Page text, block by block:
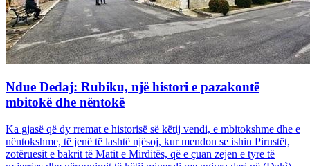
Ndue Dedaj: Rubiku, një histori e pazakontë
mbitokë dhe nëntokë
Ka gjasë që dy rremat e historisë së këtij vendi, e mbitokshme dhe e
nëntokshme, të jenë të lashtë njësoj, kur mendon se ishin Pirustët,
zotëruesit e bakrit të Matit e Mirditës, që e çuan zejen e tyre të